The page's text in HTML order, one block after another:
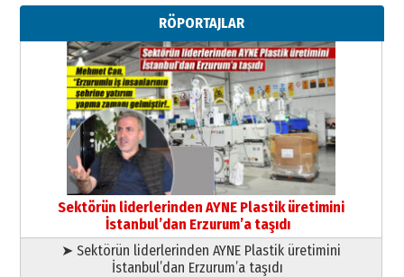
Ahmed Yesevi’den bir Alperen…
”Reisimiz” idi… Hakka yürüdü.!
26 Mart 2026 Perşembe
Cem Bakırcı
Ardında bıraktığı hatıralarıyla
gönül adamı Faruk Terzioğlu!
13 Mayıs 2026 Çarşamba
Esat BİNDESEN
Başkan Sekmen’den Erzurum’a
bir vizyon proje daha!
02 Ağustos 2026 Pazar
RÖPORTAJLAR
Sektörün liderlerinden AYNE Plastik üretimini
İstanbul’dan Erzurum’a taşıdı
➤ Sektörün liderlerinden AYNE Plastik üretimini
İstanbul’dan Erzurum’a taşıdı